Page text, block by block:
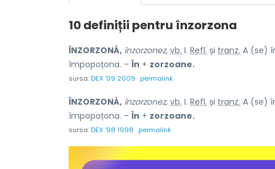
10 definiții pentru înzorzona
ÎNZORZONÁ, înzorzonez, vb. I. Refl. și tranz. A (se)
împopoțona. – În + zorzoane.
sursa:DEX '09 2009 permalink
ÎNZORZONÁ, înzorzonez, vb. I. Refl. și tranz. A (se)
împopoțona. – În + zorzoane.
sursa:DEX '98 1998 permalink